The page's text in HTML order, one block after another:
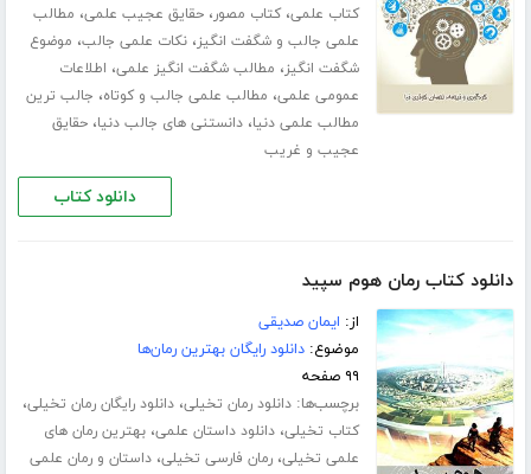
کتاب علمی،کتاب مصور،حقایق عجیب علمی، مطالب
علمی جالب و شگفت انگیز،نکات علمی جالب، موضوع
شگفت انگیز، مطالب شگفت انگیز علمی، اطلاعات
عمومی علمی، مطالب علمی جالب و کوتاه، جالب ترین
مطالب علمی دنیا،دانستنی های جالب دنیا،حقایق
عجیب و غریب
دانلود کتاب
دانلود کتاب رمان هوم سپید
از: ایمان صدیقی
موضوع:دانلود رایگان بهترین رمان‌ها
۹۹ صفحه
برچسب‌ها:دانلود رمان تخیلی،دانلود رایگان رمان تخیلی،
کتاب تخیلی،دانلود داستان علمی،بهترین رمان های
علمی تخیلی،رمان فارسی تخیلی،داستان و رمان علمی